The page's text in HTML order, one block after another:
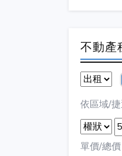
不動產
依區域/
單價/總價